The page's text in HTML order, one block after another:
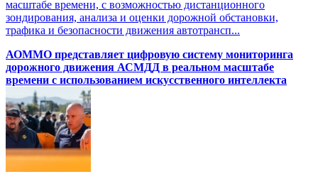
масштабе времени, с возможностью дистанционного
зондирования, анализа и оценки дорожной обстановки,
трафика и безопасности движения автотрансп...
АОММО представляет цифровую cистему мониторинга
дорожного движения АСМДД в реальном масштабе
времени с использованием искусственного интеллекта